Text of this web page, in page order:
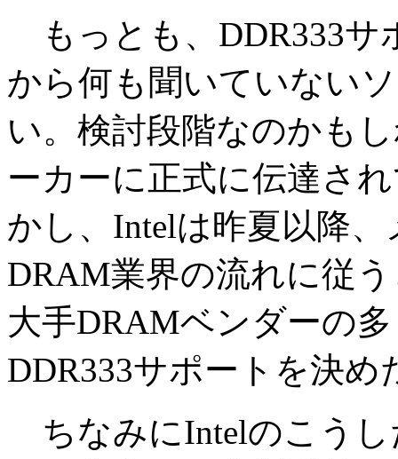
もっとも、DDR333サ
から何も聞いていない
い。検討段階なのかも
ーカーに正式に伝達さ
かし、Intelは昨夏以降
DRAM業界の流れに従
大手DRAMベンダーの
DDR333サポートを決め
ちなみにIntelのこうし